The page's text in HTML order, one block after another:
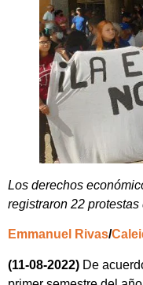
Los derechos
registraron 22 protestas
Emmanuel Rivas/
(11-08-2022) De